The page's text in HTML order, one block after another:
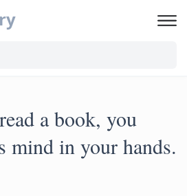
a book, you
mind in your hands.